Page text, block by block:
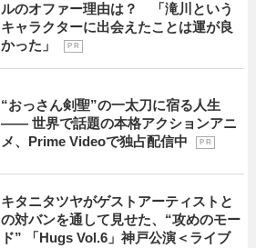
ルのオファー理由は？ 「滝川という
キャラクターに出会えたことは運が良
かった」
P R
“おっさん剣聖”の一太刀に宿る人生
―― 世界で話題の本格アクションアニ
メ、Prime Videoで独占配信中
P R
キタニタツヤがゲストアーティストと
の対バンを通して見せた、“攻めのモー
ド” 「Hugs Vol.6」神戸公演＜ライブ